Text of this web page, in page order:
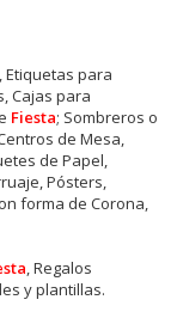
Etiquetas para
Cajas para
Fiesta; Sombreros o
de Mesa,
de Papel,
Pósters,
forma de Corona,
, Regalos
y plantillas.